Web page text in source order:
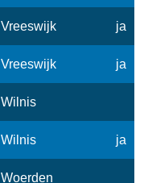
Vreeswijk ja
Vreeswijk ja
Wilnis
Wilnis ja
Woerden